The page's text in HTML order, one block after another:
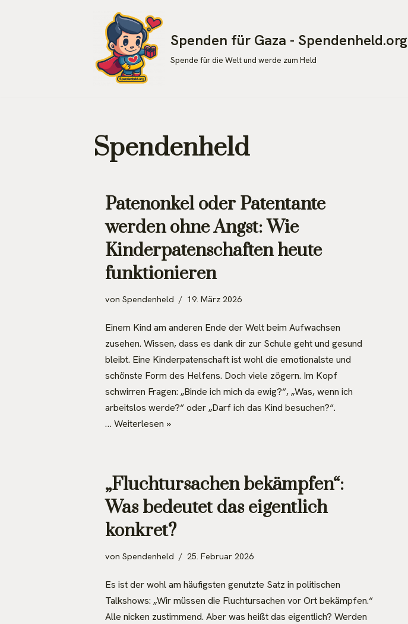
Spenden für Gaza - Spendenheld.org
Spende für die Welt und werde zum Held
Spendenheld
Patenonkel oder Patentante
werden ohne Angst: Wie
Kinderpatenschaften heute
funktionieren
von Spendenheld 19. März 2026
Einem Kind am anderen Ende der Welt beim Aufwachsen
zusehen. Wissen, dass es dank dir zur Schule geht und gesund
bleibt. Eine Kinderpatenschaft ist wohl die emotionalste und
schönste Form des Helfens. Doch viele zögern. Im Kopf
schwirren Fragen: „Binde ich mich da ewig?“, „Was, wenn ich
arbeitslos werde?“ oder „Darf ich das Kind besuchen?“.
… Weiterlesen »
„Fluchtursachen bekämpfen“:
Was bedeutet das eigentlich
konkret?
von Spendenheld 25. Februar 2026
Es ist der wohl am häufigsten genutzte Satz in politischen
Talkshows: „Wir müssen die Fluchtursachen vor Ort bekämpfen.“
Alle nicken zustimmend. Aber was heißt das eigentlich? Werden